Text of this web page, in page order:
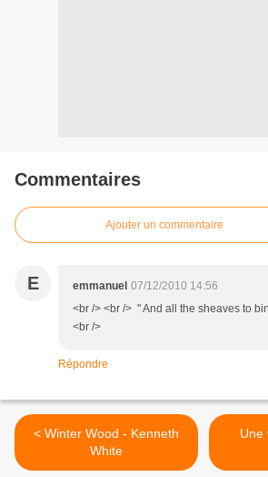
Commentaires
Ajouter un commentaire
E emmanuel 07/12/2010 14:56
<br /> <br /> " And all the sheaves to
<br />
Répondre
< Winter Wood - Kenneth
White
Une